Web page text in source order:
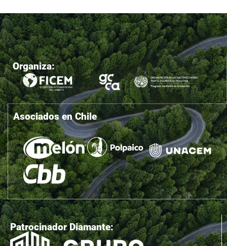
Organiza:
Asociados en Chile
Patrocinador Diamante: